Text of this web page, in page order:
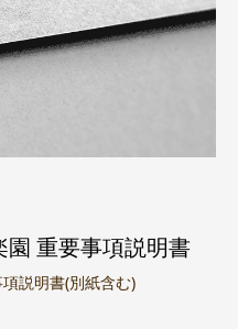
重要事項説明書
説明書(別紙含む)